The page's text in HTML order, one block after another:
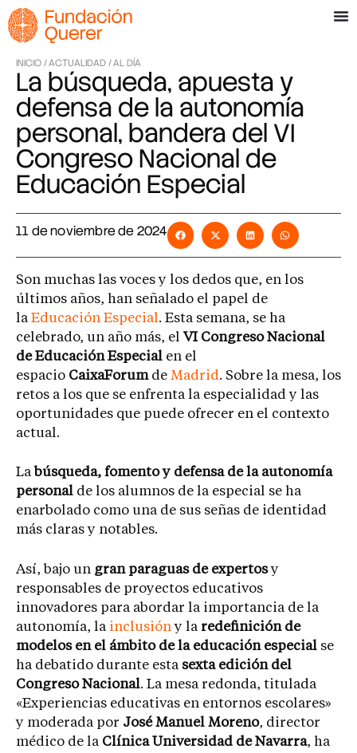
INICIO /ACTUALIDAD /AL DÍA
La búsqueda, apuesta y
defensa de la autonomía
personal, bandera del VI
Congreso Nacional de
Educación Especial
11 de noviembre de 2024
Son muchas las voces y los dedos que, en los
últimos años, han señalado el papel de
la Educación Especial. Esta semana, se ha
celebrado, un año más, el VI Congreso Nacional
de Educación Especial en el
espacio CaixaForum de Madrid. Sobre la mesa, los
retos a los que se enfrenta la especialidad y las
oportunidades que puede ofrecer en el contexto
actual.
La búsqueda, fomento y defensa de la autonomía
personal de los alumnos de la especial se ha
enarbolado como una de sus señas de identidad
más claras y notables.
Así, bajo un gran paraguas de expertosy
responsables de proyectos educativos
innovadores para abordar la importancia de la
autonomía, la inclusióny la redefinición de
modelos en el ámbito de la educación especial se
ha debatido durante esta sexta edición del
Congreso Nacional. La mesa redonda, titulada
«Experiencias educativas en entornos escolares»
y moderada por José Manuel Moreno, director
médico de la Clínica Universidad de Navarra, ha